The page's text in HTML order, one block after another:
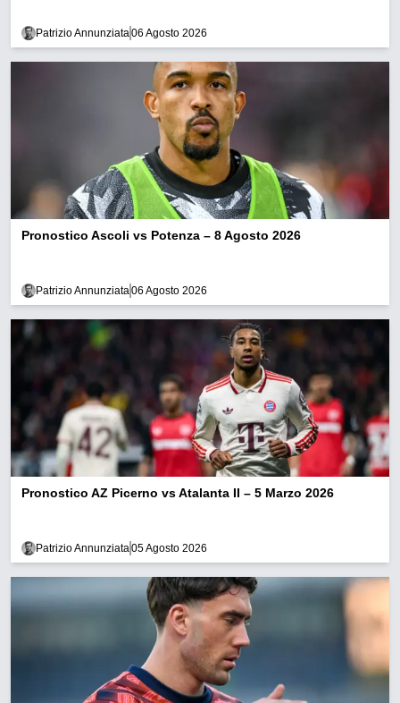
Patrizio Annunziata06 Agosto 2026
Pronostico Ascoli vs Potenza – 8 Agosto 2026
Patrizio Annunziata06 Agosto 2026
Pronostico AZ Picerno vs Atalanta II – 5 Marzo 2026
Patrizio Annunziata05 Agosto 2026